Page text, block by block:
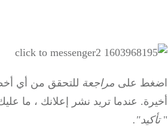
اضغط على مراجعة للتحقق من أي
أخيرة. عندما تريد نشر إعلانك ، ما
"تأكيد".